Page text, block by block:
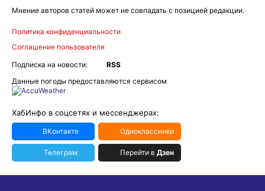
Мнение авторов статей может не совпадать с позицией редакции.
Политика конфиденциальности
Соглашение пользователя
Подписка на новости:
RSS
Данные погоды предоставляются сервисом
ХабИнфо в соцсетях и мессенджерах:
ВКонтакте Одноклассники
Телеграм Перейти в Дзен